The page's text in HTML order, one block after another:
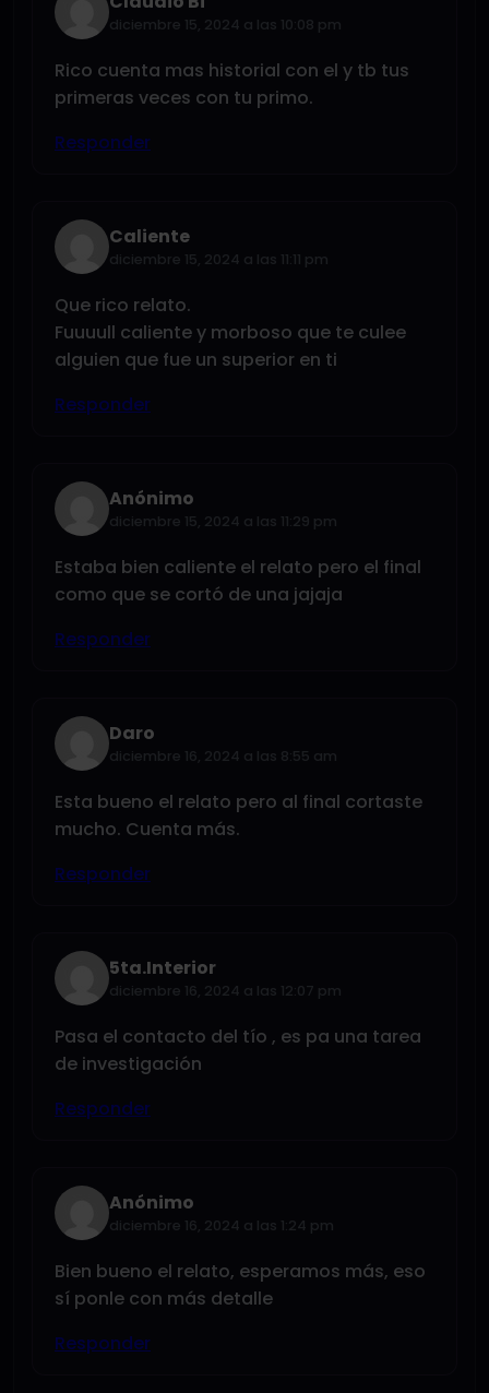
diciembre 15, 2024 a las 10:08 pm
Rico cuenta mas historial con el y tb tus
primeras veces con tu primo.
Responder
Caliente
diciembre 15, 2024 a las 11:11 pm
Que rico relato.
Fuuuull caliente y morboso que te culee
alguien que fue un superior en ti
Responder
Anónimo
diciembre 15, 2024 a las 11:29 pm
Estaba bien caliente el relato pero el final
como que se cortó de una jajaja
Responder
Daro
diciembre 16, 2024 a las 8:55 am
Esta bueno el relato pero al final cortaste
mucho. Cuenta más.
Responder
5ta.Interior
diciembre 16, 2024 a las 12:07 pm
Pasa el contacto del tío , es pa una tarea
de investigación
Responder
Anónimo
diciembre 16, 2024 a las 1:24 pm
Bien bueno el relato, esperamos más, eso
sí ponle con más detalle
Responder